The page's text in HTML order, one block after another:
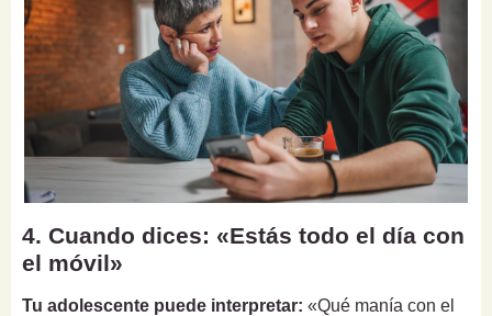
4. Cuando dices: «Estás todo el día con
el móvil»
Tu adolescente puede interpretar: «Qué manía con el